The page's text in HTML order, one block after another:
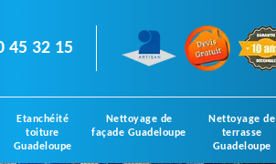
45 32 15
Etanchéité
toiture
Guadeloupe
Nettoyage de
façade Guadeloupe
Nettoyage de
terrasse
Guadeloupe